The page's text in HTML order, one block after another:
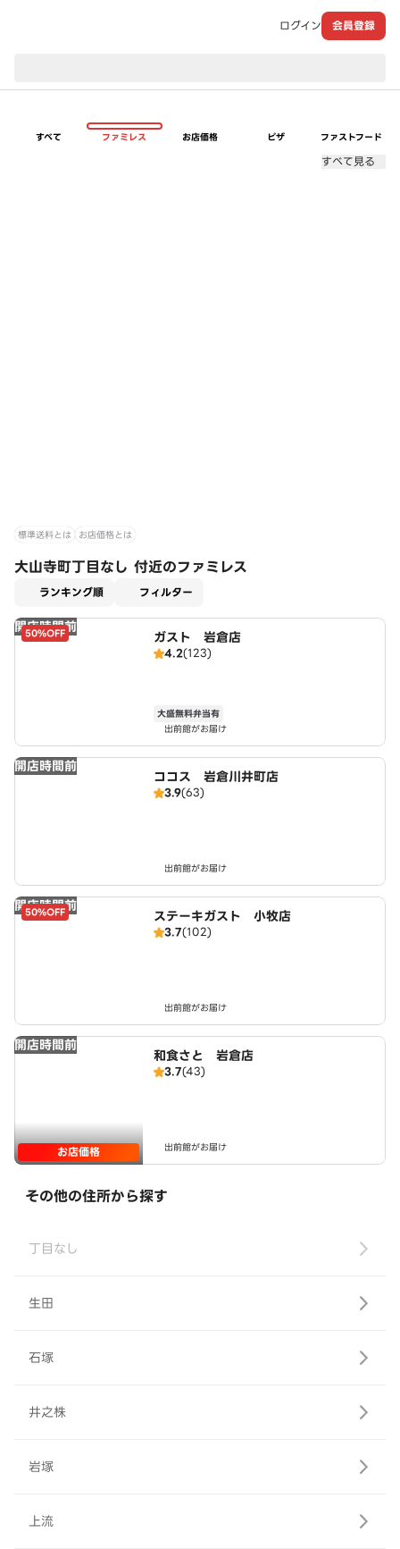
ログイン 会員登録
すべて ファミレス お店価格 ピザ ファストフード
すべて見る
標準送料とは お店価格とは
大山寺町丁目なし 付近のファミレス
ランキング順 フィルター
開店時間前
50%OFF ガスト 岩倉店
4.2(123)
大盛無料弁当有
出前館がお届け
開店時間前
ココス 岩倉川井町店
3.9(63)
出前館がお届け
開店時間前
50%OFF ステーキガスト 小牧店
3.7(102)
出前館がお届け
開店時間前
お店価格
和食さと 岩倉店
3.7(43)
出前館がお届け
その他の住所から探す
丁目なし
生田
石塚
井之株
岩塚
上流